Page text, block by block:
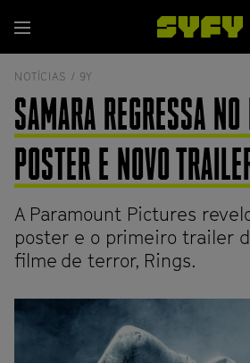
para
o
conteúdo
Menu
NOTÍCIAS / 9Y
SAMARA REGRESSA
POSTER E NOVO
A Paramount Pictures
poster e o primeiro trailer
filme de terror, Rings.